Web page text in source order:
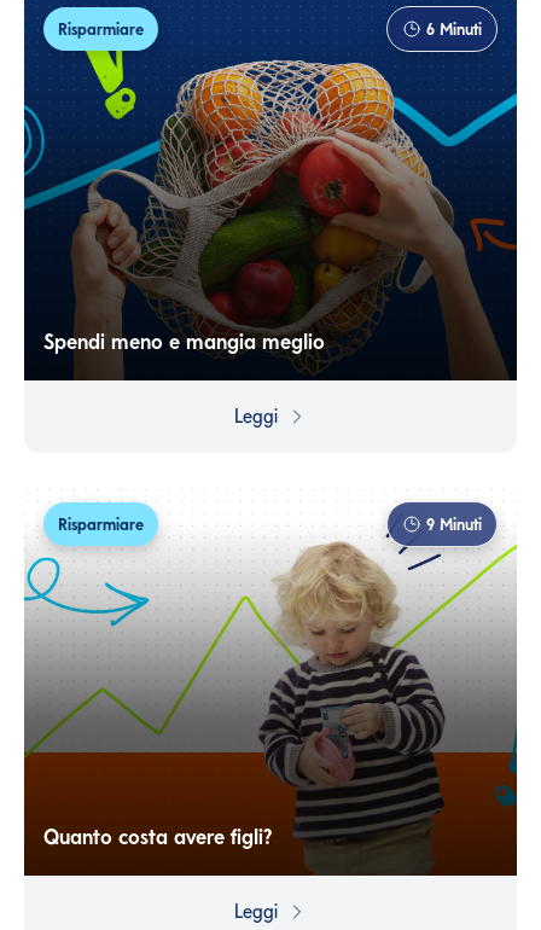
Risparmiare 6 Minuti
Spendi meno e mangia meglio
Organizzare frigo e dispensa e pianificare i pasti ti
Leggi
Risparmiare 9 Minuti
Quanto costa avere figli?
Diventare genitori è un'esperienza travolgente e per
cambierà ogni cosa. Ma dal punto di vista economico si
Leggi